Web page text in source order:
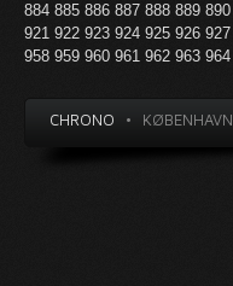
884 885 886 887 888 889 890
921 922 923 924 925 926 927
958 959 960 961 962 963 964
CHRONO • KØBENHAVN